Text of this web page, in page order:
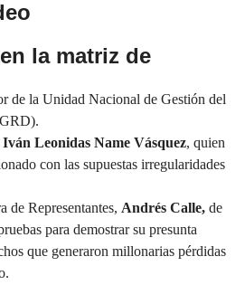
la matriz de
de la Unidad Nacional de Gestión del
Iván Leonidas Name Vásquez, quien
con las supuestas irregularidades
de Representantes, Andrés Calle, de
para demostrar su presunta
que generaron millonarias pérdidas